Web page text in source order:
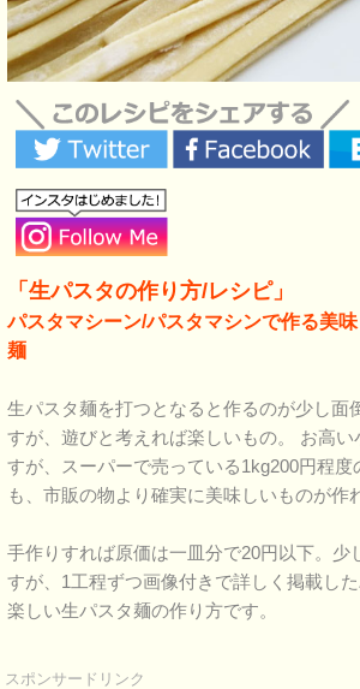
「生パスタの作り方/レシピ」
パスタマシーン/パスタマシンで作る美
麺
生パスタ麺を打つとなると作るのが少し面
すが、遊びと考えれば楽しいもの。 お高い
すが、スーパーで売っている1kg200円程度
も、市販の物より確実に美味しいものが作
手作りすれば原価は一皿分で20円以下。少
すが、1工程ずつ画像付きで詳しく掲載し
楽しい生パスタ麺の作り方です。
スポンサードリンク